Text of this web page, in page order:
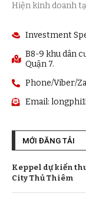
Hiện kinh doanh
Investment
B8-9 khu dân
Quận 7.
Phone/Viber/
Email:
MỚI ĐĂNG TẢI
Keppel dự kiến
City Thủ Thiêm